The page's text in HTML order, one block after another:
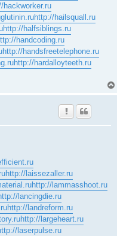
hackworker.ru
http://hailsquall.ru
http://halfsiblings.ru
handcoding.ru
http://handsfreetelephone.ru
http://hardalloyteeth.ru
http://laissezaller.ru
http://lammasshoot.ru
lancingdie.ru
http://landreform.ru
http://largeheart.ru
laserpulse.ru